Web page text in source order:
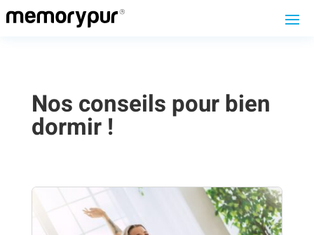
Nos conseils pour bien
dormir !